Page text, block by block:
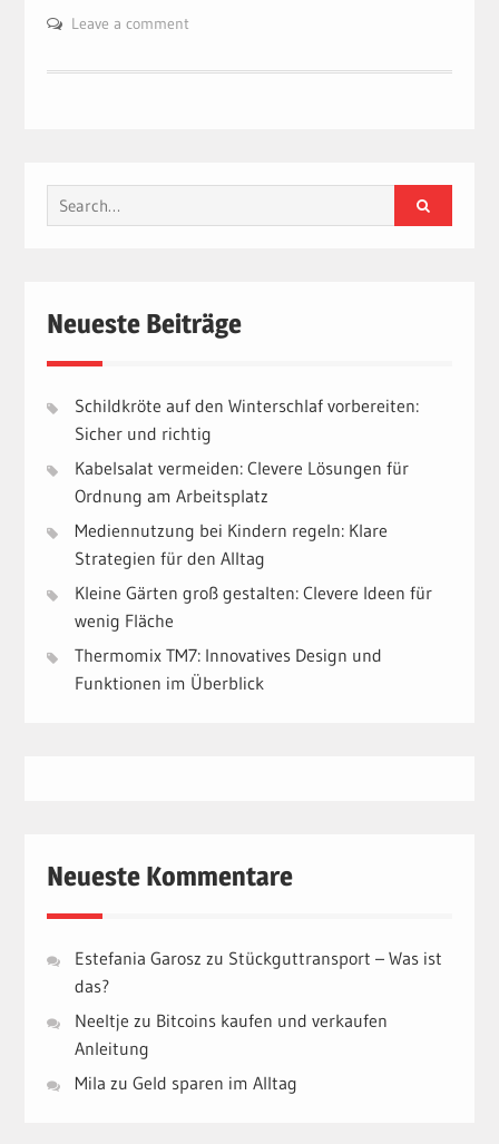
Leave a comment
Search
for:
Neueste Beiträge
Schildkröte auf den Winterschlaf vorbereiten:
Sicher und richtig
Kabelsalat vermeiden: Clevere Lösungen für
Ordnung am Arbeitsplatz
Mediennutzung bei Kindern regeln: Klare
Strategien für den Alltag
Kleine Gärten groß gestalten: Clevere Ideen für
wenig Fläche
Thermomix TM7: Innovatives Design und
Funktionen im Überblick
Neueste Kommentare
Estefania Garosz zu Stückguttransport – Was ist
das?
Neeltje zu Bitcoins kaufen und verkaufen
Anleitung
Mila zu Geld sparen im Alltag